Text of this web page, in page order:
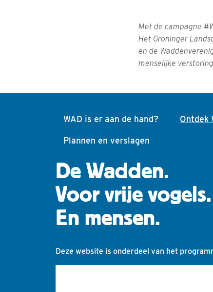
Met de campagne
Het Groninger
en de
menselijke
WAD is er aan de hand? Ontdek
Plannen en verslagen
De Wadden.
Voor vrije vogels.
En mensen.
Deze website is onderdeel van het